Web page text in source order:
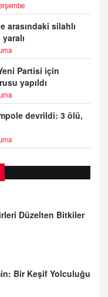
arasındaki silahlı
Partisi için
yapıldı
devrildi: 3 ölü,
Bir Keşif Yolculuğu
| 21 Aralık